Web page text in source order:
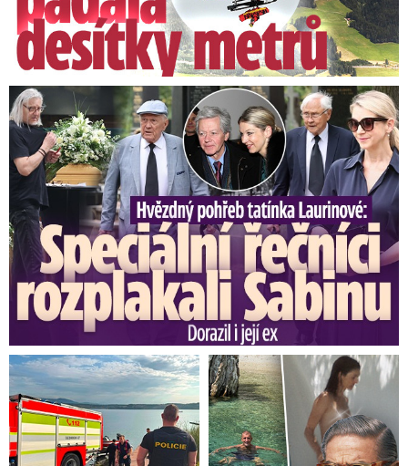
Speciální řečníci nad rakví Laurina: Rozbrečeli i dceru